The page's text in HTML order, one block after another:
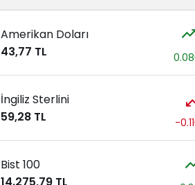
Amerikan Doları
43,77 TL
İngiliz Sterlini
59,28 TL
-
Bist 100